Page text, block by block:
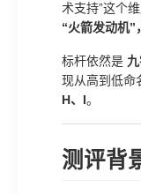
术支持”这个
“火箭发动机”
标杆依然是
现从高到低命
H、I。
测评背